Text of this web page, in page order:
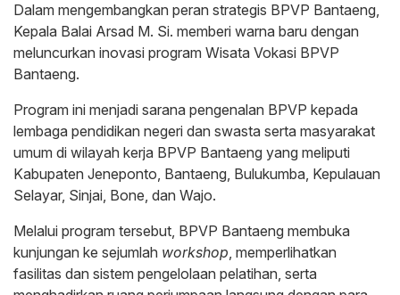
Dalam mengembangkan peran strategis BPVP Bantaeng,
Kepala Balai Arsad M. Si. memberi warna baru dengan
meluncurkan inovasi program Wisata Vokasi BPVP
Bantaeng.
Program ini menjadi sarana pengenalan BPVP kepada
lembaga pendidikan negeri dan swasta serta masyarakat
umum di wilayah kerja BPVP Bantaeng yang meliputi
Kabupaten Jeneponto, Bantaeng, Bulukumba, Kepulauan
Selayar, Sinjai, Bone, dan Wajo.
Melalui program tersebut, BPVP Bantaeng membuka
kunjungan ke sejumlah workshop, memperlihatkan
fasilitas dan sistem pengelolaan pelatihan, serta